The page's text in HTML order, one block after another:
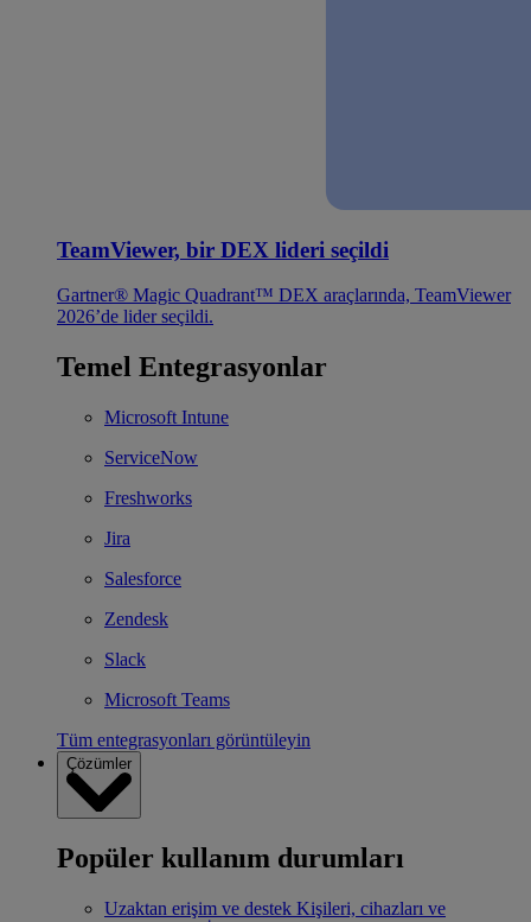
TeamViewer, bir DEX lideri seçildi
Gartner® Magic Quadrant™ DEX araçlarında, TeamViewer
2026’de lider seçildi.
Temel Entegrasyonlar
Microsoft Intune
ServiceNow
Freshworks
Jira
Salesforce
Zendesk
Slack
Microsoft Teams
Tüm entegrasyonları görüntüleyin
Çözümler
Popüler kullanım durumları
Uzaktan erişim ve destek Kişileri, cihazları ve